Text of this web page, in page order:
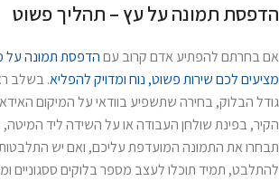
הדפסת תמונה על עץ – תהליך פשוט
אם בחרתם להפתיע אדם קרוב עםהדפסת תמונה על
מציעים לכם שירות פשוט, נוח ומדויק להפליא. בשלב
גודל הבלוק, בחירה שתשפיע בוודאי על המיקום
הקיר, בפינת שולחן העבודה או על השידה ליד
תבחרו את התמונה המועדפת עליכם, ואם יש
להתלבט, תמיד תוכלו לעצב מספר בלוקים ססגוניים